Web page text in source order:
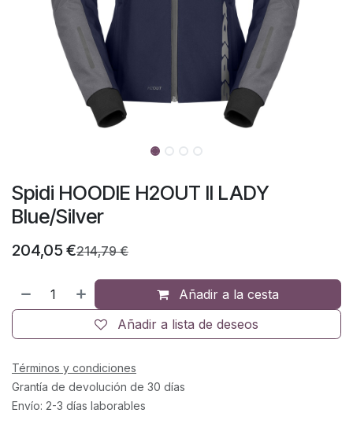
Spidi HOODIE H2OUT II LADY
Blue/Silver
204,05 €214,79€
Añadir a la cesta
Añadir a lista de deseos
Términos y condiciones
Grantía de devolución de 30 días
Envío: 2-3 días laborables